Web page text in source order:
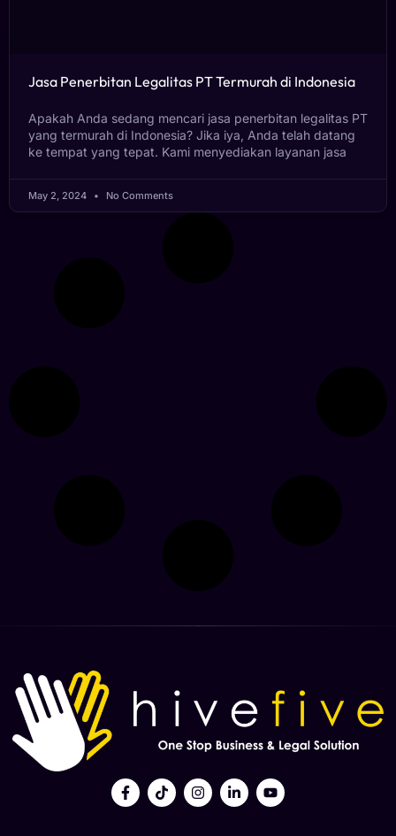
Jasa Penerbitan Legalitas PT Termurah di Indonesia
Apakah Anda sedang mencari jasa penerbitan legalitas PT
yang termurah di Indonesia? Jika iya, Anda telah datang
ke tempat yang tepat. Kami menyediakan layanan jasa
May 2, 2024 No Comments